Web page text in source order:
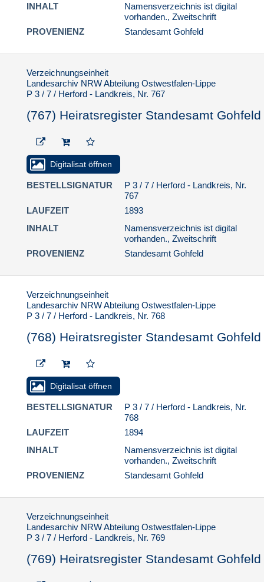
INHALT
Namensverzeichnis ist digital
vorhanden., Zweitschrift
PROVENIENZ
Standesamt Gohfeld
Verzeichnungseinheit
Landesarchiv NRW Abteilung Ostwestfalen-Lippe
P 3 / 7 / Herford - Landkreis, Nr. 767
(767) Heiratsregister Standesamt Gohfeld
Digitalisat öffnen
BESTELLSIGNATUR
P 3 / 7 / Herford - Landkreis, Nr.
767
LAUFZEIT
1893
INHALT
Namensverzeichnis ist digital
vorhanden., Zweitschrift
PROVENIENZ
Standesamt Gohfeld
Verzeichnungseinheit
Landesarchiv NRW Abteilung Ostwestfalen-Lippe
P 3 / 7 / Herford - Landkreis, Nr. 768
(768) Heiratsregister Standesamt Gohfeld
Digitalisat öffnen
BESTELLSIGNATUR
P 3 / 7 / Herford - Landkreis, Nr.
768
LAUFZEIT
1894
INHALT
Namensverzeichnis ist digital
vorhanden., Zweitschrift
PROVENIENZ
Standesamt Gohfeld
Verzeichnungseinheit
Landesarchiv NRW Abteilung Ostwestfalen-Lippe
P 3 / 7 / Herford - Landkreis, Nr. 769
(769) Heiratsregister Standesamt Gohfeld